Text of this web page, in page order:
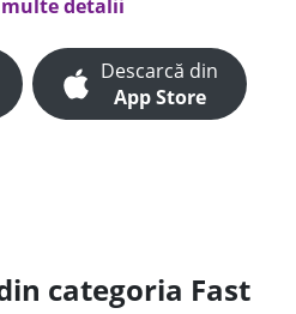
detalii
Descarcă din
App Store
categoria Fast